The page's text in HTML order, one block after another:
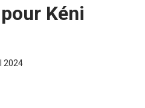
Kéni
2024